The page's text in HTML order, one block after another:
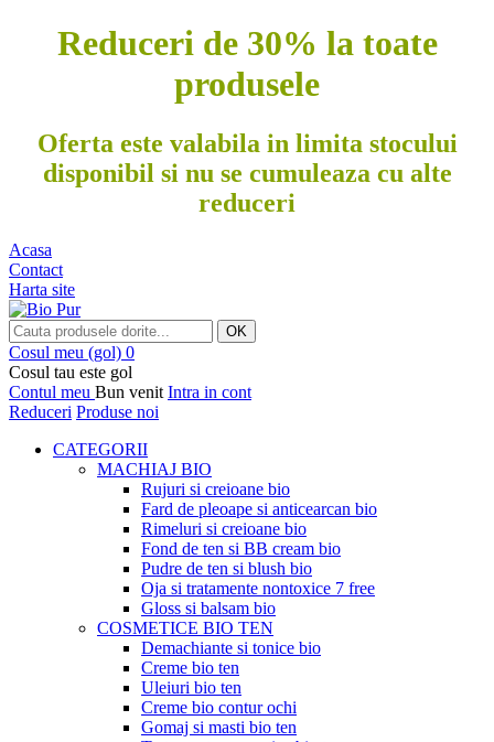
Reduceri de 30% la toate
produsele
Oferta este valabila in limita stocului
disponibil si nu se cumuleaza cu alte
reduceri
Acasa
Contact
Harta site
OK
Cosul meu (gol) 0
Cosul tau este gol
Contul meu Bun venit Intra in cont
Reduceri Produse noi
CATEGORII
MACHIAJ BIO
Rujuri si creioane bio
Fard de pleoape si anticearcan bio
Rimeluri si creioane bio
Fond de ten si BB cream bio
Pudre de ten si blush bio
Oja si tratamente nontoxice 7 free
Gloss si balsam bio
COSMETICE BIO TEN
Demachiante si tonice bio
Creme bio ten
Uleiuri bio ten
Creme bio contur ochi
Gomaj si masti bio ten